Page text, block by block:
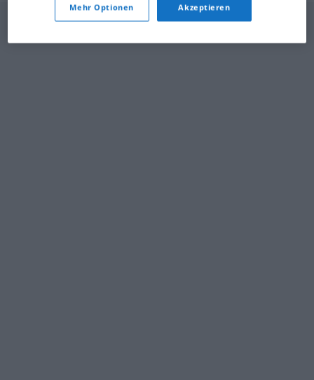
Mehr Optionen Akzeptieren